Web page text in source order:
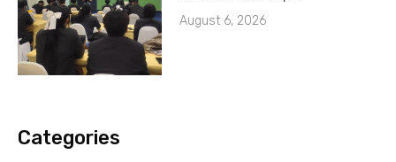
August 6, 2026
Categories